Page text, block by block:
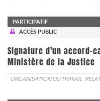
PARTICIPATIF
ACCÈS PUBLIC
Signature d'un accord-
Ministère de la Justice
ORGANISATION DU TRAVAIL